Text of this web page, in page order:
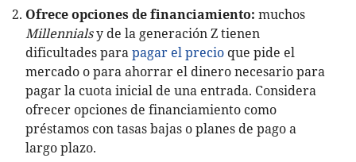
Ofrece opciones de financiamiento: muchos
Millennialsy de la generación Z tienen
dificultades parapagar el precio que pide el
mercado o para ahorrar el dinero necesario para
pagar la cuota inicial de una entrada. Considera
ofrecer opciones de financiamiento como
préstamos con tasas bajas o planes de pago a
largo plazo.